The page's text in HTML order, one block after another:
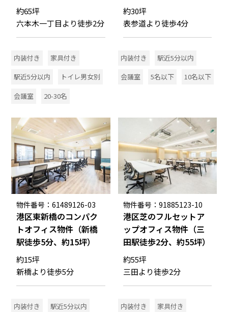
約65坪
六本木一丁目より徒歩2分
内装付き
家具付き
駅近5分以内
トイレ男女別
会議室
20-30名
約30坪
表参道より徒歩4分
内装付き
駅近5分以内
会議室
5名以下 10名以下
物件番号：61489126-03
港区東新橋のコンパク
トオフィス物件（新橋
駅徒歩5分、約15坪）
約15坪
新橋より徒歩5分
内装付き
駅近5分以内
物件番号：91885123-10
港区芝のフルセットア
ップオフィス物件（三
田駅徒歩2分、約55坪）
約55坪
三田より徒歩2分
内装付き
家具付き